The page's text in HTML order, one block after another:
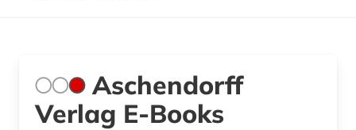
Aschendorff
Verlag E-Books